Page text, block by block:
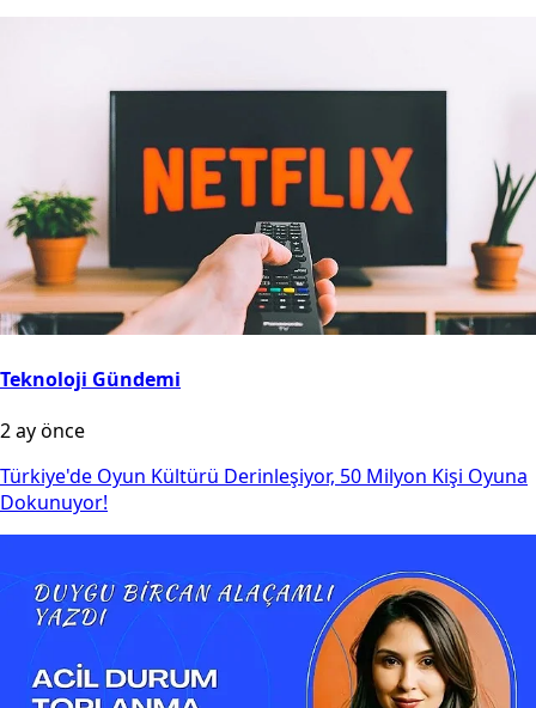
Teknoloji Gündemi
2 ay önce
Türkiye'de Oyun Kültürü Derinleşiyor, 50 Milyon Kişi Oyuna
Dokunuyor!